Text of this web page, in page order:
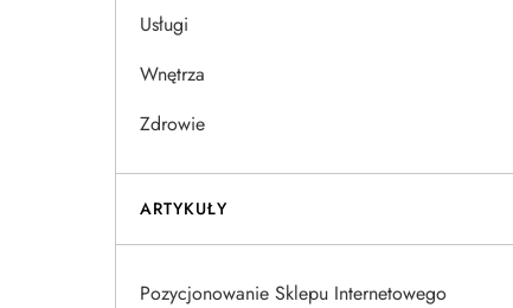
Usługi
Wnętrza
Zdrowie
ARTYKUŁY
Pozycjonowanie Sklepu Internetowego